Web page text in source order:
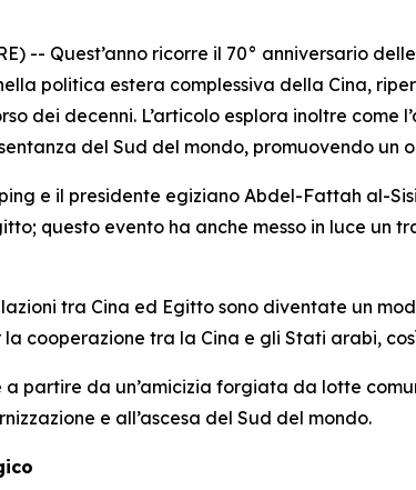
-- Quest’anno ricorre il 70° anniversario
politica estera complessiva della Cina,
dei decenni. L’articolo esplora inoltre
del Sud del mondo, promuovendo un
e il presidente egiziano Abdel-Fattah al-
questo evento ha anche messo in luce un
tra Cina ed Egitto sono diventate un
cooperazione tra la Cina e gli Stati arabi,
a partire da un’amicizia forgiata da lotte
e all’ascesa del Sud del mondo.